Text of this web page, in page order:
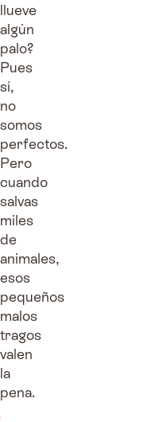
llueve
algún
palo?
Pues
sí,
no
somos
perfectos.
Pero
cuando
salvas
miles
de
animales,
esos
pequeños
malos
tragos
valen
la
pena.